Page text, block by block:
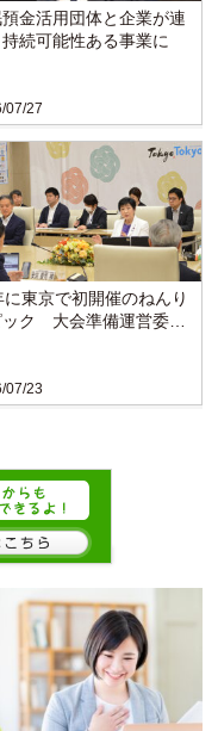
07/27
金活用団体と企業が連
続可能性ある事業に
07/23
に東京で初開催のねんり
ック 大会準備運営委が